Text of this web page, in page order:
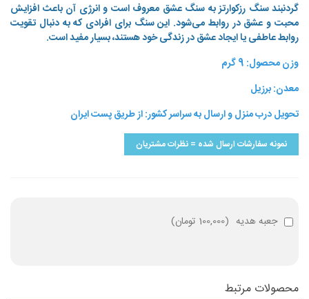
گردنبند سنگ رزکوارتزبه سنگ عشق معروف است و انرژی آن باعث افزایش
محبت و عشق در روابط می‌شود. این سنگ برای افرادی که به دنبال تقویت
روابط عاطفی یا ایجاد عشق در زندگی خود هستند، بسیار مفید است.
وزن محصول: 9 گرم
معدن: برزیل
تحویل درب منزل و ارسال به سراسر کشور: از طریق پست ایران
نمونه سفارشات ارسال شده = نظرات مشتریان
جعبه هدیه (100,000 تومان )
محصولات مرتبط